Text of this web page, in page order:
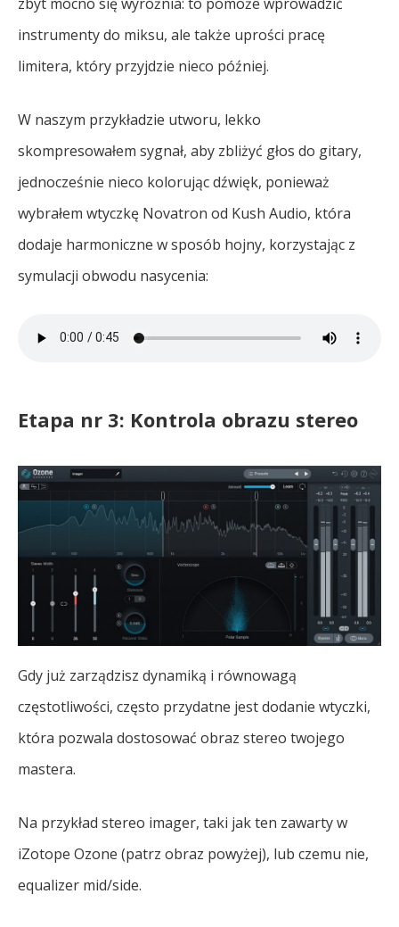
instrumenty do miksu, ale także uprości pracę
limitera, który przyjdzie nieco później.
W naszym przykładzie utworu, lekko
skompresowałem sygnał, aby zbliżyć głos do gitary,
jednocześnie nieco kolorując dźwięk, ponieważ
wybrałem wtyczkę Novatron od Kush Audio, która
dodaje harmoniczne w sposób hojny, korzystając z
symulacji obwodu nasycenia:
Etapa nr 3: Kontrola obrazu stereo
Gdy już zarządzisz dynamiką i równowagą
częstotliwości, często przydatne jest dodanie wtyczki,
która pozwala dostosować obraz stereo twojego
mastera.
Na przykład stereo imager, taki jak ten zawarty w
iZotope Ozone (patrz obraz powyżej), lub czemu nie,
equalizer mid/side.